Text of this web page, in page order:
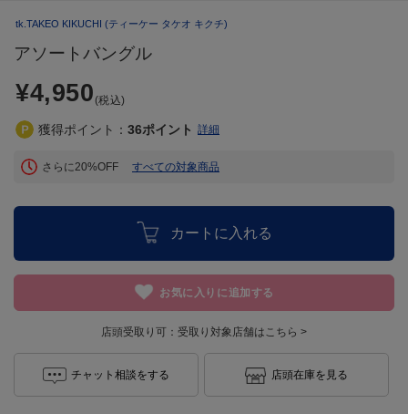
tk.TAKEO KIKUCHI (ティーケー タケオ キクチ)
アソートバングル
¥4,950(税込)
獲得ポイント： 36ポイント 詳細
さらに20%OFF すべての対象商品
カートに入れる
お気に入りに追加する
店頭受取り可： 受取り対象店舗はこちら >
チャット相談をする 店頭在庫を見る